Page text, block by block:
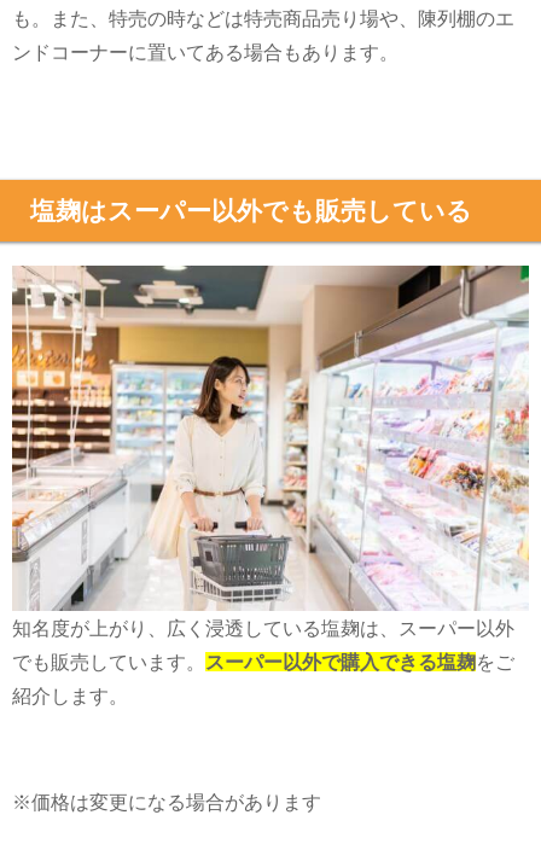
も。また、特売の時などは特売商品売り場や、陳列棚のエ
ンドコーナーに置いてある場合もあります。
塩麹はスーパー以外でも販売している
知名度が上がり、広く浸透している塩麹は、スーパー以外
でも販売しています。
スーパー以外で購入できる塩麹をご
紹介します。
※価格は変更になる場合があります